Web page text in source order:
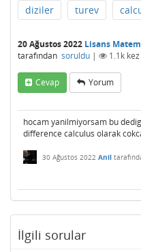
diziler turev
20 Ağustos 2022 Lisans
tarafından soruldu | 1.1k
Cevap Yorum
hocam yanilmiyorsam bu
difference calculus olarak
30 Ağustos 2022 Anil
İlgili sorular